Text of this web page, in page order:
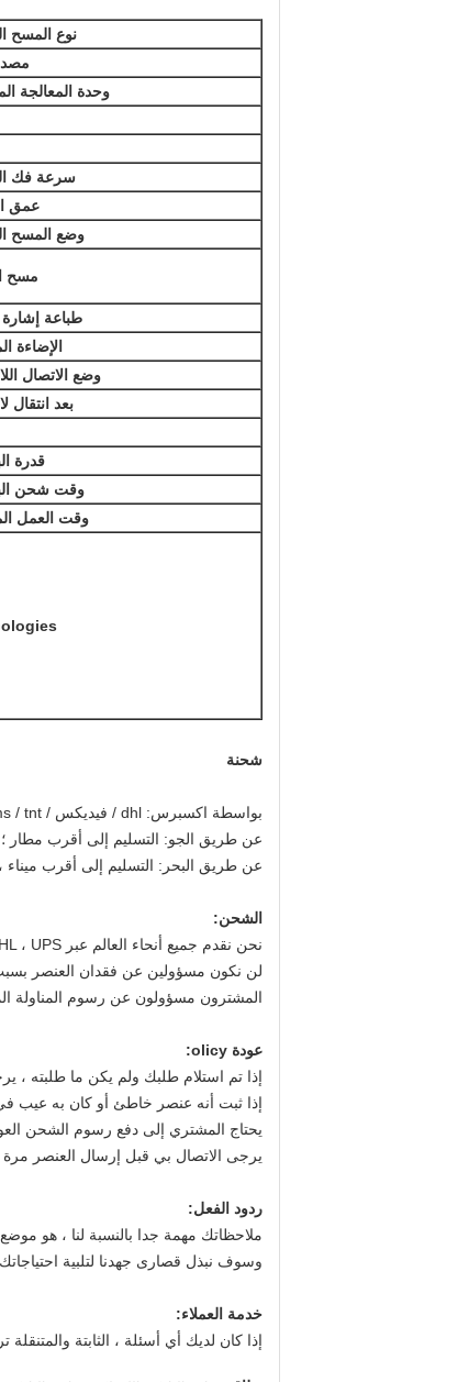
نوع المسح
وحدة المعالجة
سرعة فك
عمق
وضع المسح
مسح
طباعة إشارة
الإضاءة
وضع الاتصال
بعد انتقال
قدرة
وقت شحن
وقت العمل
شحنة
بواسطة اكسبرس: dhl / فيديكس / ups / ems / tnt (الباب إلى الباب).
عن طريق الجو: التسليم إلى أقرب مطار ؛
عن طريق البحر: التسليم إلى أقرب ميناء ،
الشحن:
نحن نقدم جميع أنحاء العالم عبر DHL ، UPS والتسليم السريع ، أو عن طريق البريد الجوي البريد الجوي. الثابتة والمتنقلة تأكد من عنوان الشحن هو الصحيح عند إجراء الدفع.
لن نكون مسؤولين عن فقدان العنصر
المشترون مسؤولون عن رسوم المناولة
عودة olicy:
إذا تم استلام طلبك ولم يكن ما طلبته ، يرجى
إذا ثبت أنه عنصر خاطئ أو كان به عيب
يحتاج المشتري إلى دفع رسوم الشحن
يرجى الاتصال بي قبل إرسال العنصر
ردود الفعل:
ملاحظاتك مهمة جدا بالنسبة لنا ، هو موضع
وسوف نبذل قصارى جهدنا لتلبية احتياجاتك.
خدمة العملاء:
إذا كان لديك أي أسئلة ، الثابتة والمتنقلة